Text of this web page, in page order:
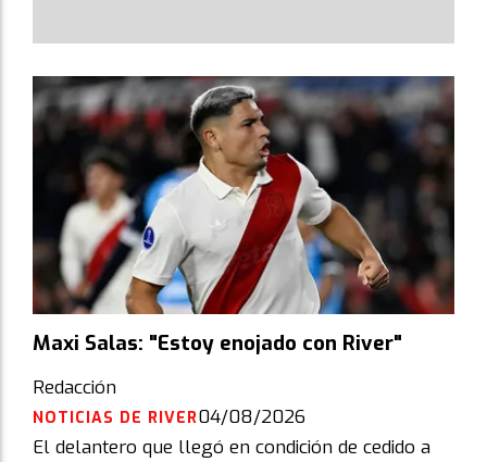
Maxi Salas: "Estoy enojado con River"
Redacción
NOTICIAS DE RIVER04/08/2026
El delantero que llegó en condición de cedido a